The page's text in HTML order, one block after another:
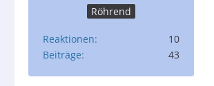
Röhrend
Reaktionen
10
Beiträge
43